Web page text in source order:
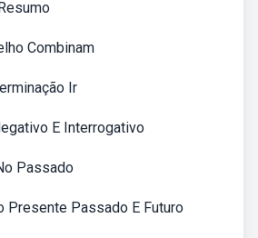
Combinam
Ir
E Interrogativo
Passado
Presente Passado E Futuro